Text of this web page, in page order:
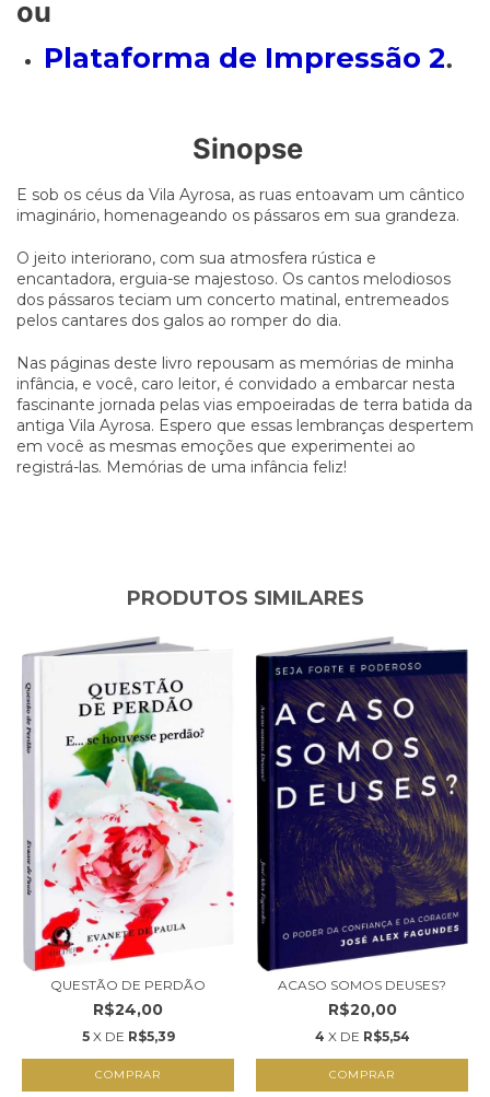
ou
Plataforma de Impressão 2.
Sinopse
E sob os céus da Vila Ayrosa, as ruas entoavam um cântico
imaginário, homenageando os pássaros em sua grandeza.
O jeito interiorano, com sua atmosfera rústica e
encantadora, erguia-se majestoso. Os cantos melodiosos
dos pássaros teciam um concerto matinal, entremeados
pelos cantares dos galos ao romper do dia.
Nas páginas deste livro repousam as memórias de minha
infância, e você, caro leitor, é convidado a embarcar nesta
fascinante jornada pelas vias empoeiradas de terra batida da
antiga Vila Ayrosa. Espero que essas lembranças despertem
em você as mesmas emoções que experimentei ao
registrá-las. Memórias de uma infância feliz!
PRODUTOS SIMILARES
QUESTÃO DE PERDÃO
R$24,00
5 X DE R$5,39
COMPRAR
ACASO SOMOS DEUSES?
R$20,00
4 X DE R$5,54
COMPRAR